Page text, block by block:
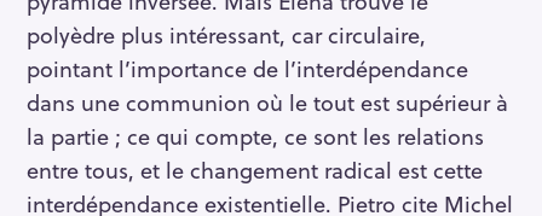
polyèdre plus intéressant, car circulaire,
pointant l’importance de l’interdépendance
dans une communion où le tout est supérieur à
la partie ; ce qui compte, ce sont les relations
entre tous, et le changement radical est cette
interdépendance existentielle. Pietro cite Michel